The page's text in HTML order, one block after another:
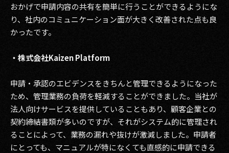
おかげで申請内容の共有を簡単に行うことができるようにな
り、社内のコミュニケーション面が大きく改善された点も良
かったです。
・株式会社Kaizen Platform
申請・承認のエビデンスをきちんと管理できるようになった
ため、管理業務の負荷を軽減することができました。当社が
法人向けサービスを提供していることもあり、顧客企業との
契約締結書類が多いのですが、それがシステム的に管理され
ることによって、業務の漏れや抜けが激減しました。申請者
にとっても、マニュアルが特になくても直感的に申請できる